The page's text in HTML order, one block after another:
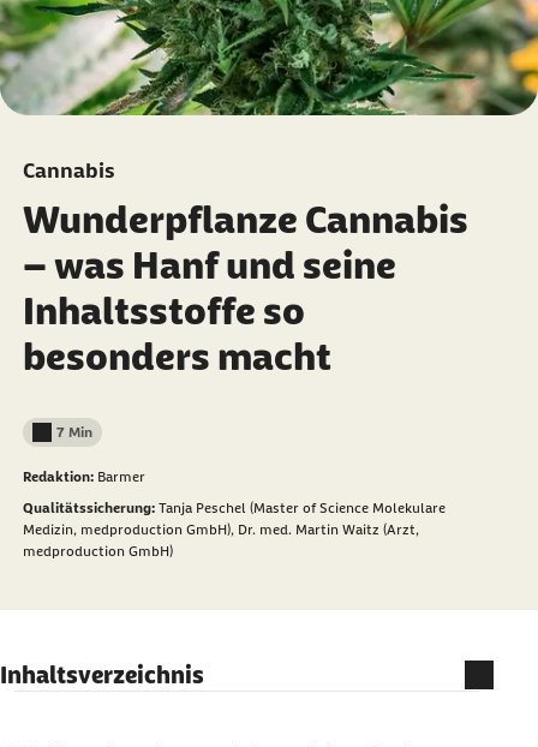
Cannabis
Wunderpflanze Cannabis
– was Hanf und seine
Inhaltsstoffe so
besonders macht
Lesedauer weniger als
7 Min
Redaktion: Barmer
Qualitätssicherung: Tanja Peschel (Master of Science Molekulare
Medizin, medproduction GmbH), Dr. med. Martin Waitz (Arzt,
medproduction GmbH)
Inhaltsverzeichnis